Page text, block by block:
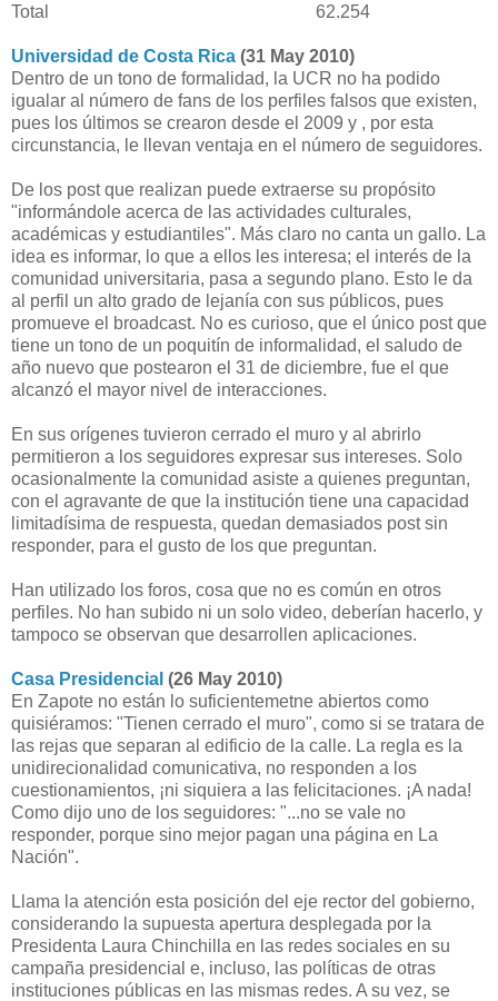
Total
62.254
Universidad de Costa Rica (31 May 2010)
Dentro de un tono de formalidad, la UCR no ha podido
igualar al número de fans de los perfiles falsos que existen,
pues los últimos se crearon desde el 2009 y , por esta
circunstancia, le llevan ventaja en el número de seguidores.
De los post que realizan puede extraerse su propósito
"informándole acerca de las actividades culturales,
académicas y estudiantiles". Más claro no canta un gallo. La
idea es informar, lo que a ellos les interesa; el interés de la
comunidad universitaria, pasa a segundo plano. Esto le da
al perfil un alto grado de lejanía con sus públicos, pues
promueve el broadcast. No es curioso, que el único post que
tiene un tono de un poquitín de informalidad, el saludo de
año nuevo que postearon el 31 de diciembre, fue el que
alcanzó el mayor nivel de interacciones.
En sus orígenes tuvieron cerrado el muro y al abrirlo
permitieron a los seguidores expresar sus intereses. Solo
ocasionalmente la comunidad asiste a quienes preguntan,
con el agravante de que la institución tiene una capacidad
limitadísima de respuesta, quedan demasiados post sin
responder, para el gusto de los que preguntan.
Han utilizado los foros, cosa que no es común en otros
perfiles. No han subido ni un solo video, deberían hacerlo, y
tampoco se observan que desarrollen aplicaciones.
Casa Presidencial (26 May 2010)
En Zapote no están lo suficientemetne abiertos como
quisiéramos: "Tienen cerrado el muro", como si se tratara de
las rejas que separan al edificio de la calle. La regla es la
unidirecionalidad comunicativa, no responden a los
cuestionamientos, ¡ni siquiera a las felicitaciones. ¡A nada!
Como dijo uno de los seguidores: "...no se vale no
responder, porque sino mejor pagan una página en La
Nación".
Llama la atención esta posición del eje rector del gobierno,
considerando la supuesta apertura desplegada por la
Presidenta Laura Chinchilla en las redes sociales en su
campaña presidencial e, incluso, las políticas de otras
instituciones públicas en las mismas redes. A su vez, se